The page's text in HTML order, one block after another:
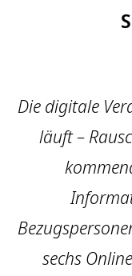
Die digitale
läuft –
sechs